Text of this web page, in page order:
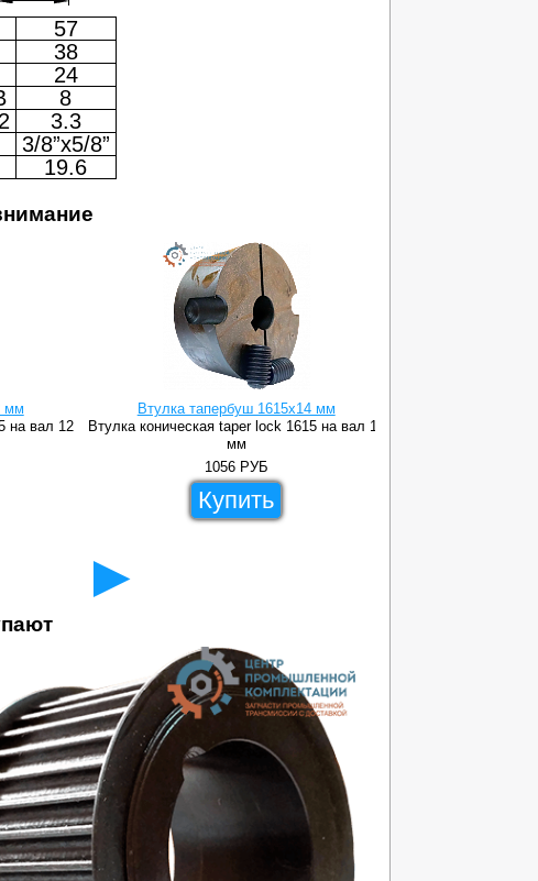
57
38
24
8
3.3
3/8”x5/8”
19.6
мм
на вал 12
Втулка тапербуш 1615x14 мм
Втулка коническая taper lock 1615 на вал 14
мм
1056 РУБ
Купить
►